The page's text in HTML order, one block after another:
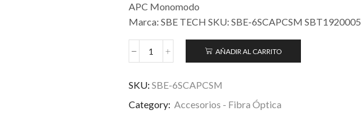
APC Monomodo
Marca: SBE TECH SKU: SBE-6SCAPCSM SBT1920005
AÑADIR AL CARRITO
SKU: SBE-6SCAPCSM
Category: Accesorios - Fibra Óptica